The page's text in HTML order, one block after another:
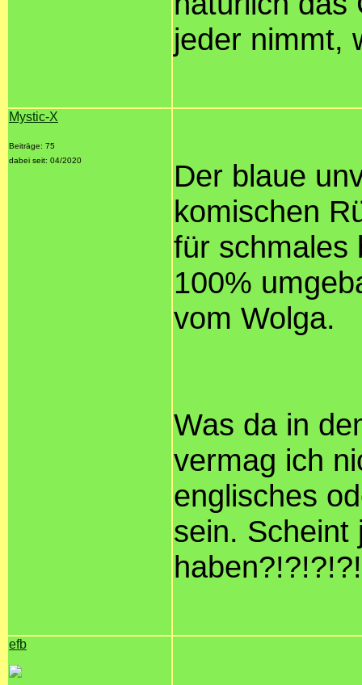
jeder nimmt,
Mystic-X
Beiträge: 75
dabei seit: 04/2020
Der blaue
komischen
für schmales
100%
vom Wolga.
Was da in
vermag ich
englisches
sein. Scheint
haben?!?!?!?!
efb